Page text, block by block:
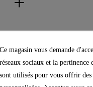
Ce magasin vous demande
réseaux sociaux et la
sont utilisés pour vous offrir des